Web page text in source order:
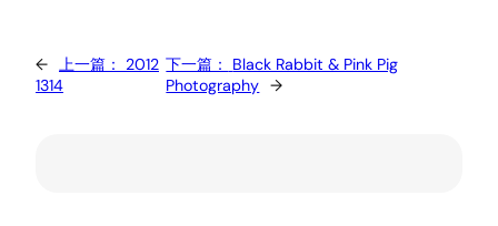
← 上一篇：
2012
1314
下一篇：
Black Rabbit & Pink Pig
Photography →